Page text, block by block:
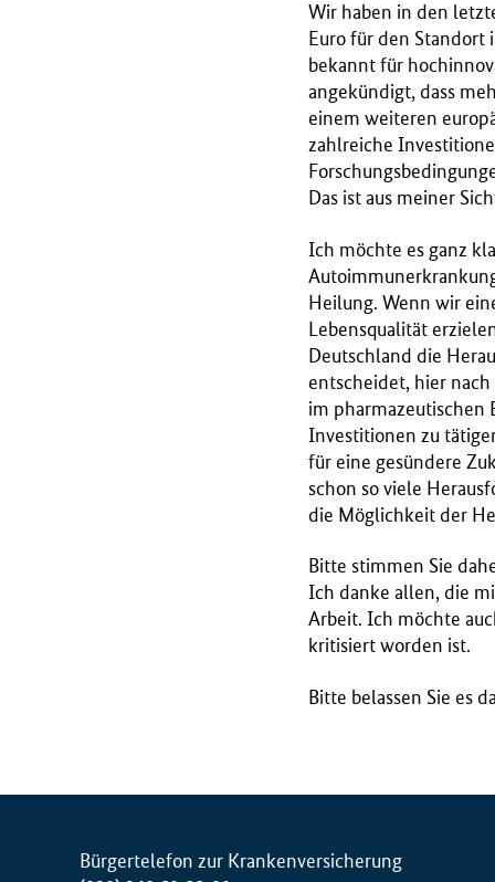
Wir haben in den
Euro für den Standort
bekannt für
angekündigt, dass
einem weiteren
zahlreiche
Das ist aus meiner
Ich möchte es ganz
Heilung. Wenn wir
Lebensqualität
Deutschland die
entscheidet, hier
im pharmazeutischen
Investitionen zu
für eine gesündere
schon so viele
die Möglichkeit der
Bitte stimmen Sie
Ich danke allen, die
Arbeit. Ich möchte
kritisiert worden ist.
Bitte belassen Sie es
Bürgertelefon zur Krankenversicherung